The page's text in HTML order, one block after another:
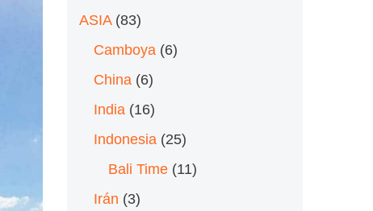
ASIA(83)
Camboya(6)
China(6)
India(16)
Indonesia(25)
Bali Time(11)
Irán (3)